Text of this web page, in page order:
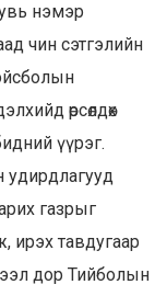
нэмэр
чин сэтгэлийн
өрсөлдөх
үүрэг.
удирдлагууд
газрыг
ирэх тавдугаар
дор Тийболын